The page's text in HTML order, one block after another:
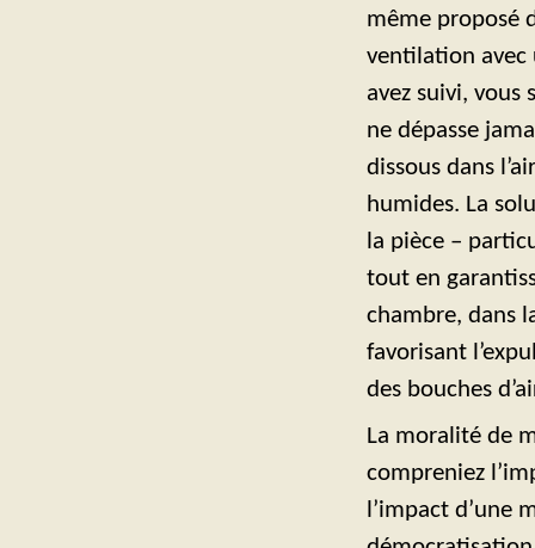
même proposé
ventilation avec
avez suivi, vous
ne dépasse
dissous dans
humides. La
la pièce –
tout en
chambre, dans
favorisant
des bouches
La moralité de
compreniez
l’impact d’une